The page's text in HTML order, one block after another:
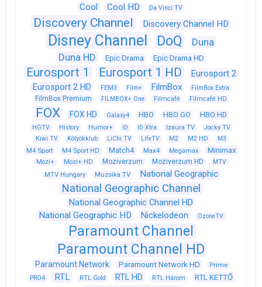
Cool Cool HD Da Vinci TV
Discovery Channel Discovery Channel HD
Disney Channel DoQ
Duna
Duna HD
Epic Drama Epic Drama HD
Eurosport 1 Eurosport 1 HD
Eurosport 2
Eurosport 2 HD
FEM3 Film+ FilmBox FilmBox Extra
FilmBox Premium FILMBOX+ One Filmcafé Filmcafé HD
FOX FOX HD Galaxy4 HBO HBO GO HBO HD
HGTV History Humor+ ID ID Xtra Izaura TV
Jocky TV
Kiwi TV
Kölyökklub LiChi TV LifeTV M2 M2 HD M3
M4 Sport M4 Sport HD Match4 Max4 Megamax Minimax
Mozi+ Mozi+ HD Moziverzum Moziverzum HD
MTV
MTV Hungary
Muzsika TV National Geographic
National Geographic Channel
National Geographic Channel HD
National Geographic HD
Nickelodeon OzoneTV
Paramount Channel
Paramount Channel HD
Paramount Network Paramount Network HD Prime
PRO4 RTL RTL Gold RTL HD RTL Három RTL KETTŐ